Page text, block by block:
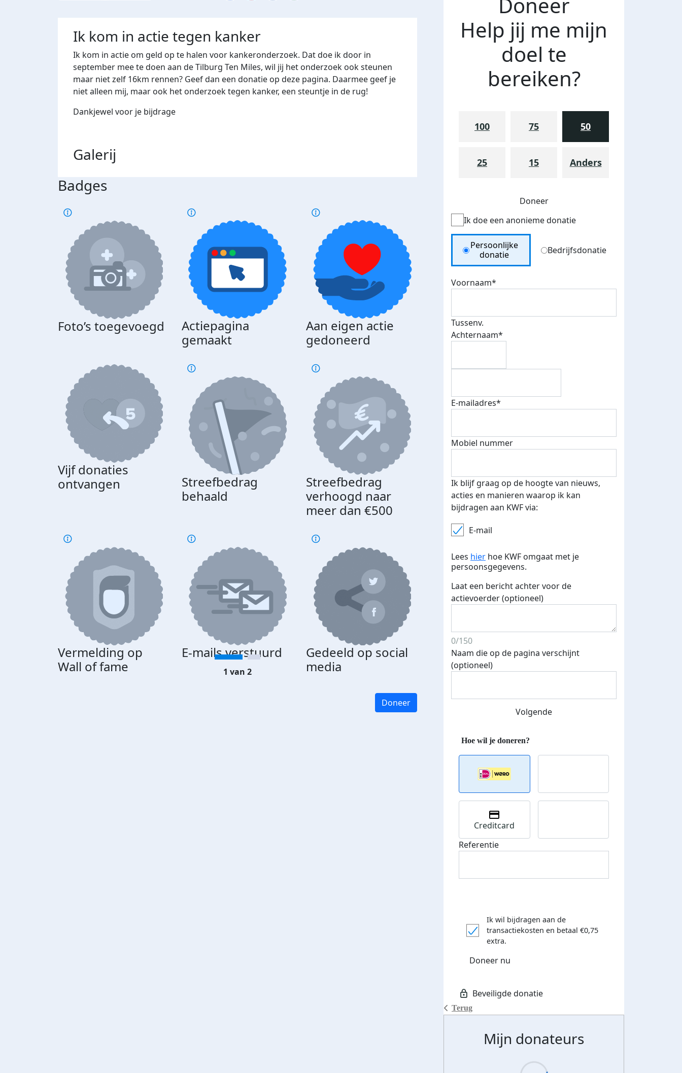
Ik kom in actie tegen kanker
Ik kom in actie om geld op te halen voor kankeronderzoek. Dat doe ik door in
september mee te doen aan de Tilburg Ten Miles, wil jij het onderzoek ook steunen
maar niet zelf 16km rennen? Geef dan een donatie op deze pagina. Daarmee geef je
niet alleen mij, maar ook het onderzoek tegen kanker, een steuntje in de rug!
Dankjewel voor je bijdrage
Galerij
Badges
Foto’s toegevoegd
Actiepagina
gemaakt
Aan eigen actie
gedoneerd
Vijf donaties
ontvangen
Streefbedrag
behaald
Streefbedrag
verhoogd naar
meer dan €500
Vermelding op
Wall of fame
E-mails verstuurd
Gedeeld op social
media
Donateurs
bedankt
1 van 2
Doneer
Help jij me mijn
doel te
bereiken?
100 75 50
25 15 Anders
Doneer
Ik doe een anonieme donatie
Donation Type
Persoonlijke
donatie
Bedrijfsdonatie
Voornaam*
Tussenv.
Achternaam*
E-mailadres*
Mobiel nummer
Ik blijf graag op de hoogte van nieuws,
acties en manieren waarop ik kan
bijdragen aan KWF via:
E-mail
Lees hier hoe KWF omgaat met je
persoonsgegevens.
Laat een bericht achter voor de
actievoerder (optioneel)
0/150
Naam die op de pagina verschijnt
(optioneel)
Volgende
Terug
Creditcard
Referentie
Ik wil bijdragen aan de
transactiekosten en betaal €0,75
extra.
Doneer nu
Mijn donateurs